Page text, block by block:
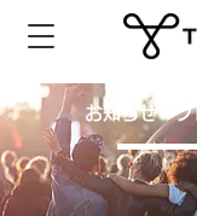
お知らせ・プ